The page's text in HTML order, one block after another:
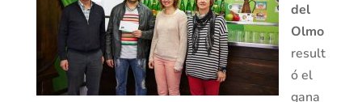
del
Olmo
result
ó el
gana